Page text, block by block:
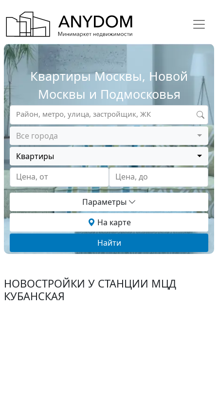
Квартиры Москвы, Новой
Москвы и Подмосковья
Все города
Квартиры
Цена, от
Цена, до
Район, метро, улица, застройщик, ЖК
Параметры
На карте
Найти
НОВОСТРОЙКИ У СТАНЦИИ МЦД
КУБАНСКАЯ